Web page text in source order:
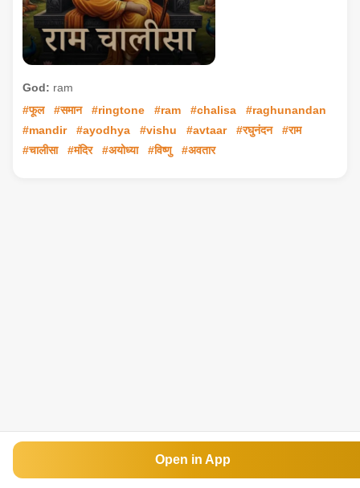
God: ram
#फूल
#समान #ringtone #ram #chalisa
#raghunandan
#mandir
#ayodhya #vishu #avtaar #रघुनंदन
#राम
#चालीसा
#मंदिर #अयोध्या #विष्णु #अवतार
Open in App